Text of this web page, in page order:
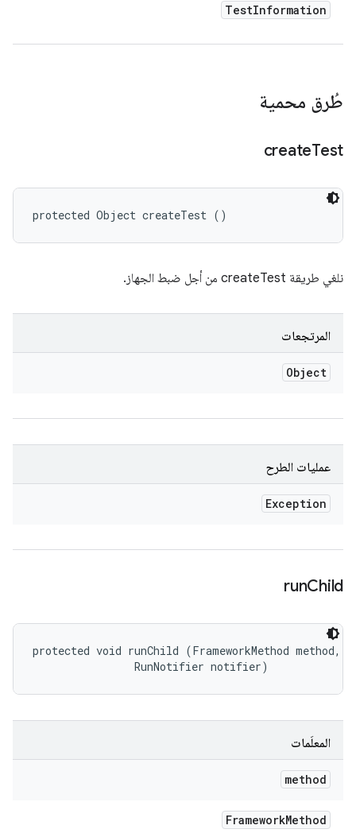
TestInformation
طُرق محمية
createTest
protected Object createTest ()
نلغي طريقة createTest من أجل ضبط الجهاز.
المرتجعات
Object
عمليات الطرح
Exception
runChild
protected void runChild (FrameworkMethod method,
                RunNotifier notifier)
المعلَمات
method
FrameworkMethod